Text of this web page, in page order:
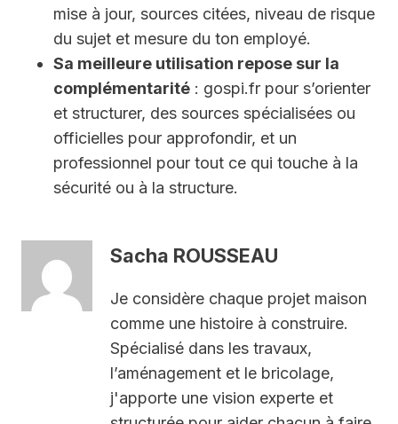
mise à jour, sources citées, niveau de risque
du sujet et mesure du ton employé.
Sa meilleure utilisation repose sur la
complémentarité : gospi.fr pour s’orienter
et structurer, des sources spécialisées ou
officielles pour approfondir, et un
professionnel pour tout ce qui touche à la
sécurité ou à la structure.
Sacha ROUSSEAU
Je considère chaque projet maison
comme une histoire à construire.
Spécialisé dans les travaux,
l’aménagement et le bricolage,
j'apporte une vision experte et